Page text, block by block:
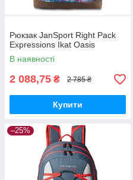
Рюкзак JanSport Right Pack
Expressions Ikat Oasis
В наявності
2 088,75 ₴ 2 785 ₴
Купити
–25%